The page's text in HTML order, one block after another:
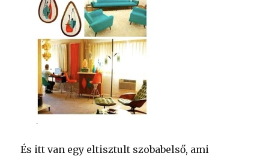
És itt van egy eltisztult szobabelső, ami